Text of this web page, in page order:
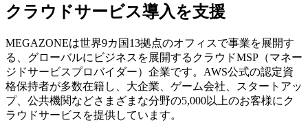
クラウドサービス導入を支援
MEGAZONEは世界9カ国13拠点のオフィスで事業を展開す
る、グローバルにビジネスを展開するクラウドMSP（マネー
ジドサービスプロバイダー）企業です。AWS公式の認定資
格保持者が多数在籍し、⼤企業、ゲーム会社、スタートアッ
プ、公共機関などさまざまな分野の5,000以上のお客様にク
ラウドサービスを提供しています。